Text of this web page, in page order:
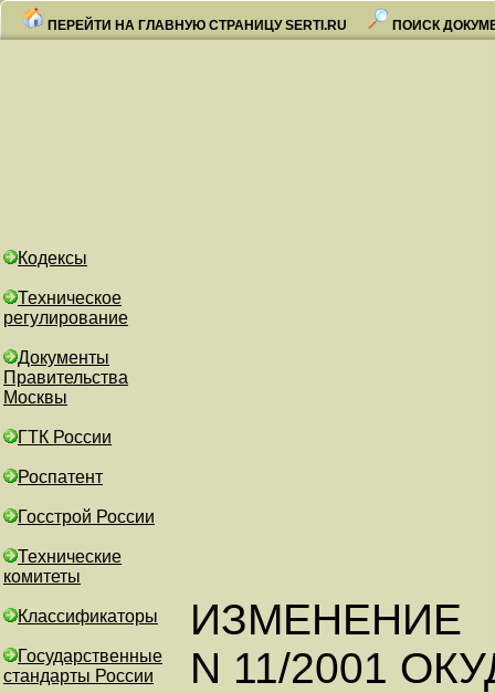
ПЕРЕЙТИ НА ГЛАВНУЮ СТРАНИЦУ SERTI.RU ПОИСК
Кодексы
Техническое
регулирование
Документы
Правительства
Москвы
ГТК России
Роспатент
Госстрой России
Технические
комитеты
Классификаторы
Государственные
стандарты России
ИЗМЕНЕНИЕ
N 11/2001